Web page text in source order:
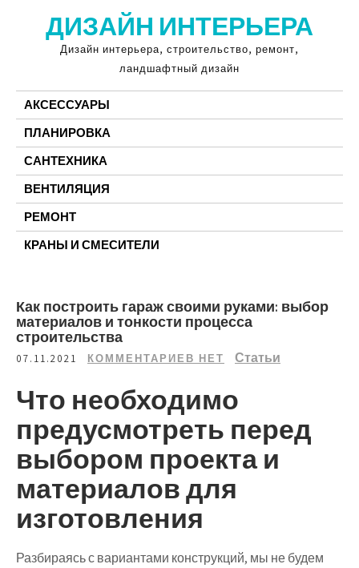
содержимому
ДИЗАЙН ИНТЕРЬЕРА
Дизайн интерьера, строительство, ремонт,
ландшафтный дизайн
АКСЕССУАРЫ
ПЛАНИРОВКА
САНТЕХНИКА
ВЕНТИЛЯЦИЯ
РЕМОНТ
КРАНЫ И СМЕСИТЕЛИ
Как построить гараж своими руками: выбор
материалов и тонкости процесса
строительства
07.11.2021 КОММЕНТАРИЕВ НЕТ Статьи
Что необходимо
предусмотреть перед
выбором проекта и
материалов для
изготовления
Разбираясь с вариантами конструкций, мы не будем